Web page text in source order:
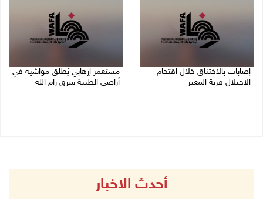
إصابات بالاختناق خلال اقتحام
الاحتلال قرية المغير
مستعمر إرهابي يُطلق مواشيه في
أراضي الطيبة شرق رام الله
أحدث الاخبار